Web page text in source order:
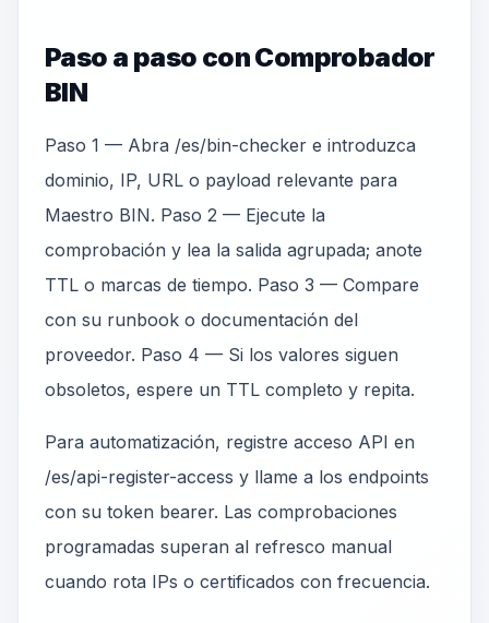
Paso a paso con Comprobador
BIN
Paso 1 — Abra /es/bin-checker e introduzca
dominio, IP, URL o payload relevante para
Maestro BIN. Paso 2 — Ejecute la
comprobación y lea la salida agrupada; anote
TTL o marcas de tiempo. Paso 3 — Compare
con su runbook o documentación del
proveedor. Paso 4 — Si los valores siguen
obsoletos, espere un TTL completo y repita.
Para automatización, registre acceso API en
/es/api-register-access y llame a los endpoints
con su token bearer. Las comprobaciones
programadas superan al refresco manual
cuando rota IPs o certificados con frecuencia.